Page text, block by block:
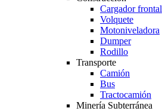
Cargador frontal
Volquete
Motoniveladora
Dumper
Rodillo
Transporte
Camión
Bus
Tractocamión
Minería Subterránea